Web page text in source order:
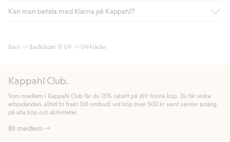
Är du medlem i Kappahl Club har du alltid gratis frakt till butik
automatik efter du loggat in och identifierats som medlem.
handlar för.
Läs mer
Kan man betala med Klarna på Kappahl?
bland annat faktura och swish men även andra betalningssätt.
allmänna villkor.
Läs mer
Barn Badkläder & UV UV-kläder
Kappahl Club.
Som medlem i Kappahl Club får du 15% rabatt på ditt första köp. Du får unika
erbjudanden, alltid fri frakt (till ombud) vid köp över 500 kr samt samlar poäng
på alla köp och aktiviteter.
Bli medlem